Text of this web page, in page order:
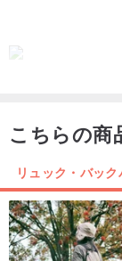
こちらの商
リュック・バック